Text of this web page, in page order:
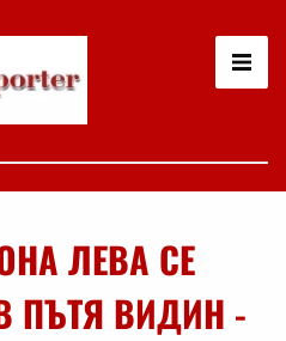
ЛЕВА СЕ
ПЪТЯ ВИДИН -